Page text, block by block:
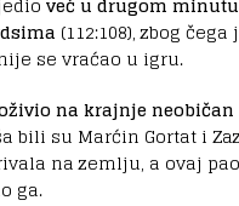
(112:108), zbog
se vraćao u igru.
na krajnje
bili su Marćin Gortat i
na zemlju, a ovaj
ga.